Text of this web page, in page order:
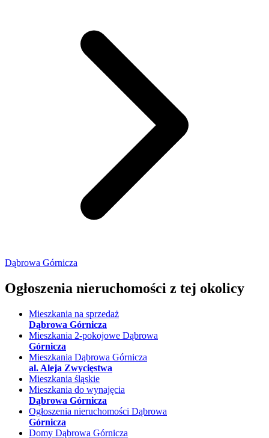
Dąbrowa Górnicza
Ogłoszenia nieruchomości z tej okolicy
Mieszkania na sprzedaż
Dąbrowa Górnicza
Mieszkania 2-pokojowe Dąbrowa
Górnicza
Mieszkania Dąbrowa Górnicza
al. Aleja Zwycięstwa
Mieszkania śląskie
Mieszkania do wynajęcia
Dąbrowa Górnicza
Ogłoszenia nieruchomości Dąbrowa
Górnicza
Domy Dąbrowa Górnicza